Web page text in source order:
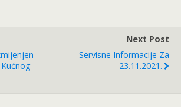
Next Post
Servisne Informacije Za
23.11.2021.